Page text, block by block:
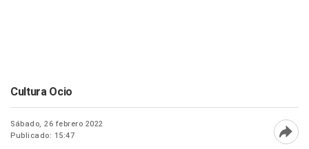
Cultura Ocio
Sábado, 26 febrero 2022
Publicado: 15:47